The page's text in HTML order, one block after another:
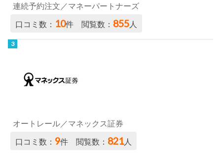
連続予約注文／マネーパートナーズ
口コミ数： 10件 閲覧数： 855人
オートレール／マネックス証券
口コミ数： 9件 閲覧数： 821人